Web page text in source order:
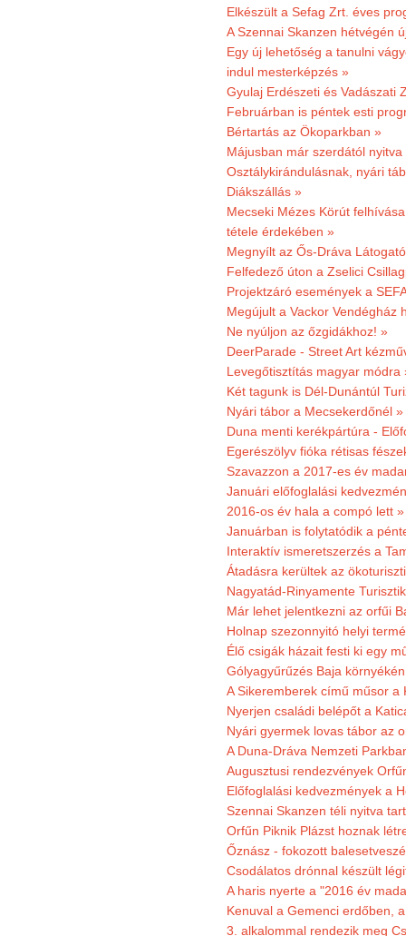
Elkészült a Sefag Zrt. éves
A Szennai Skanzen hétvégén
Egy új lehetőség a tanulni
indul mesterképzés »
Gyulaj Erdészeti és Vadászati
Februárban is péntek esti
Bértartás az Ökoparkban »
Májusban már szerdától
Osztálykirándulásnak, nyári
Diákszállás »
Mecseki Mézes Körút
tétele érdekében »
Megnyílt az Ős-Dráva
Felfedező úton a Zselici
Projektzáró események a
Megújult a Vackor Vendégház
Ne nyúljon az őzgidákhoz! »
DeerParade - Street Art
Levegőtisztítás magyar módra
Két tagunk is Dél-Dunántúl
Nyári tábor a Mecsekerdőnél »
Duna menti kerékpártúra -
Egerészölyv fióka rétisas
Szavazzon a 2017-es év
Januári előfoglalási
2016-os év hala a compó lett »
Januárban is folytatódik a
Interaktív ismeretszerzés a
Átadásra kerültek az
Nagyatád-Rinyamente
Már lehet jelentkezni az orfűi
Holnap szezonnyitó helyi
Élő csigák házait festi ki egy
Gólyagyűrűzés Baja
A Sikeremberek című műsor a
Nyerjen családi belépőt a
Nyári gyermek lovas tábor az
A Duna-Dráva Nemzeti
Augusztusi rendezvények
Előfoglalási kedvezmények a
Szennai Skanzen téli nyitva
Orfűn Piknik Plázst hoznak
Őznász - fokozott
Csodálatos drónnal készült
A haris nyerte a "2016 év
Kenuval a Gemenci erdőben,
3. alkalommal rendezik meg